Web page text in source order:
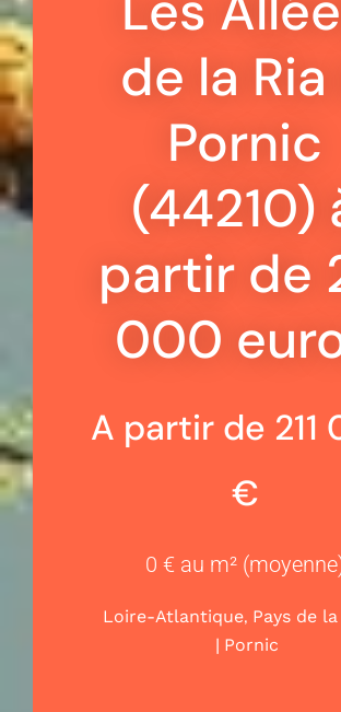
de la Ria
Pornic
(44210)
partir de
000
A partir de 211
€
0 € au m²
Loire-Atlantique, Pays de
| Pornic